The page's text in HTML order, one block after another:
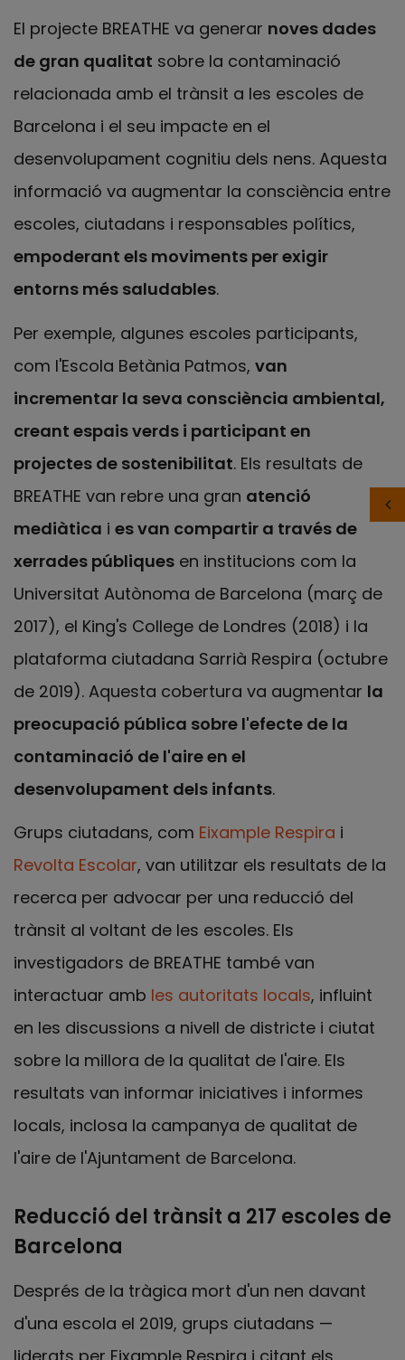
El projecte BREATHE va generar noves dades
de gran qualitat sobre la contaminació
relacionada amb el trànsit a les escoles de
Barcelona i el seu impacte en el
desenvolupament cognitiu dels nens. Aquesta
informació va augmentar la consciència entre
escoles, ciutadans i responsables polítics,
empoderant els moviments per exigir
entorns més saludables.
Per exemple, algunes escoles participants,
com l'Escola Betània Patmos, van
incrementar la seva consciència ambiental,
creant espais verds i participant en
projectes de sostenibilitat. Els resultats de
BREATHE van rebre una gran atenció
mediàtica i es van compartir a través de
xerrades públiques en institucions com la
Universitat Autònoma de Barcelona (març de
2017), el King's College de Londres (2018) i la
plataforma ciutadana Sarrià Respira (octubre
de 2019). Aquesta cobertura va augmentar la
preocupació pública sobre l'efecte de la
contaminació de l'aire en el
desenvolupament dels infants.
Grups ciutadans, com Eixample Respira i
Revolta Escolar, van utilitzar els resultats de la
recerca per advocar per una reducció del
trànsit al voltant de les escoles. Els
investigadors de BREATHE també van
interactuar amb les autoritats locals, influint
en les discussions a nivell de districte i ciutat
sobre la millora de la qualitat de l'aire. Els
resultats van informar iniciatives i informes
locals, inclosa la campanya de qualitat de
l'aire de l'Ajuntament de Barcelona.
Reducció del trànsit a 217 escoles de
Barcelona
Després de la tràgica mort d'un nen davant
d'una escola el 2019, grups ciutadans —